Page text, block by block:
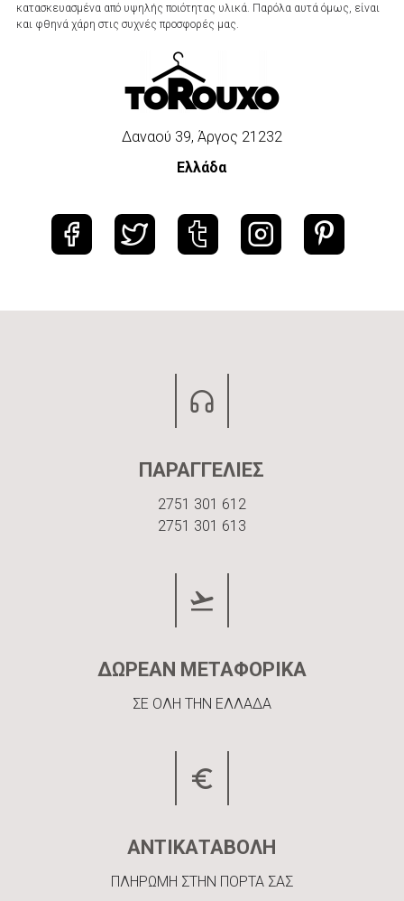
κατασκευασμένα από υψηλής ποιότητας υλικά. Παρόλα αυτά όμως, είναι
και φθηνά χάρη στις συχνές προσφορές μας.
Δαναού 39, Άργος 21232
Ελλάδα
ΠΑΡΑΓΓΕΛΙΕΣ
2751 301 612
2751 301 613
ΔΩΡΕΑΝ ΜΕΤΑΦΟΡΙΚΑ
ΣΕ ΟΛΗ ΤΗΝ ΕΛΛΑΔΑ
ΑΝΤΙΚΑΤΑΒΟΛΗ
ΠΛΗΡΩΜΗ ΣΤΗΝ ΠΟΡΤΑ ΣΑΣ